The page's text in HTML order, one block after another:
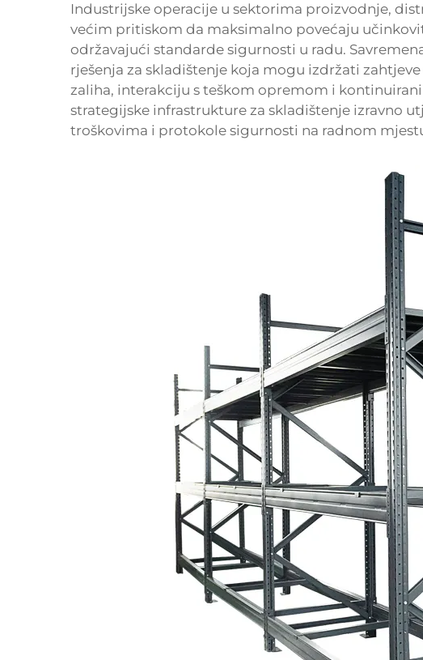
Industrijske operacije u sektorima proizvodnje,
većim pritiskom da maksimalno povećaju
održavajući standarde sigurnosti u radu.
rješenja za skladištenje koja mogu izdržati
zaliha, interakciju s teškom opremom i
strategijske infrastrukture za skladištenje izravno
troškovima i protokole sigurnosti na radnom